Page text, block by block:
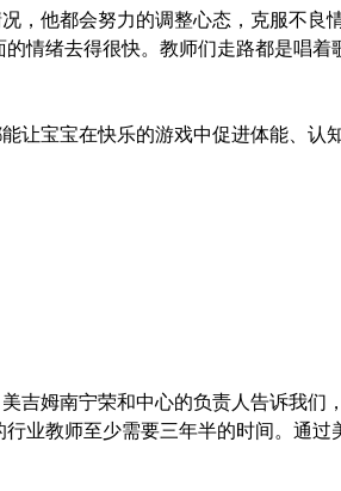
，他都会努力的调整心态，克服不良
情绪去得很快。教师们走路都是唱着
宝宝在快乐的游戏中促进体能、认
吉姆南宁荣和中心的负责人告诉我们
业教师至少需要三年半的时间。通